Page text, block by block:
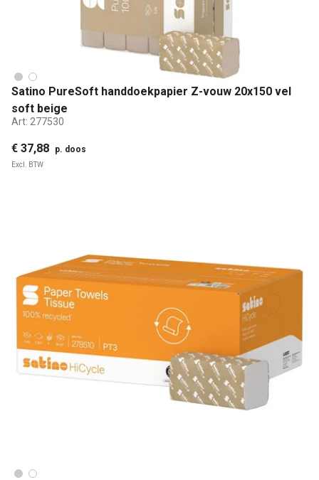
Satino PureSoft handdoekpapier Z-vouw 20x150 vel
soft beige
Art: 277530
€ 37,88 p. doos
Excl. BTW